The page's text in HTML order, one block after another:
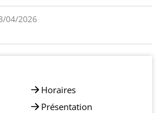
04/2026
Horaires
Présentation